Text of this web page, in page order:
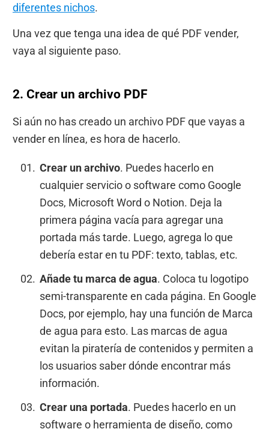
diferentes nichos.
Una vez que tenga una idea de qué PDF vender,
vaya al siguiente paso.
2. Crear un archivo PDF
Si aún no has creado un archivo PDF que vayas a
vender en línea, es hora de hacerlo.
Crear un archivo. Puedes hacerlo en
cualquier servicio o software como Google
Docs, Microsoft Word o Notion. Deja la
primera página vacía para agregar una
portada más tarde. Luego, agrega lo que
debería estar en tu PDF: texto, tablas, etc.
Añade tu marca de agua. Coloca tu logotipo
semi-transparente en cada página. En Google
Docs, por ejemplo, hay una función de Marca
de agua para esto. Las marcas de agua
evitan la piratería de contenidos y permiten a
los usuarios saber dónde encontrar más
información.
Crear una portada. Puedes hacerlo en un
software o herramienta de diseño, como